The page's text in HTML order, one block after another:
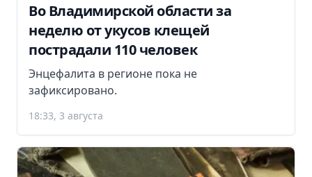
Во Владимирской области за
неделю от укусов клещей
пострадали 110 человек
Энцефалита в регионе пока не
зафиксировано.
18:33, 3 августа